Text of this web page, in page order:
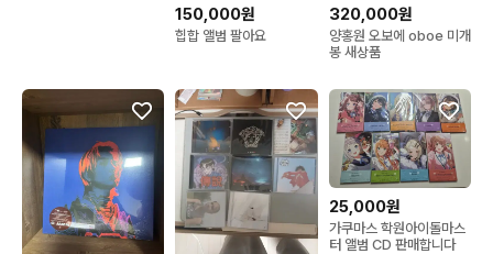
150,000원
힙합 앨범 팔아요
320,000원
양홍원 오보에 oboe 미개
봉 새상품
25,000원
가쿠마스 학원아이돌마스
터 앨범 CD 판매합니다